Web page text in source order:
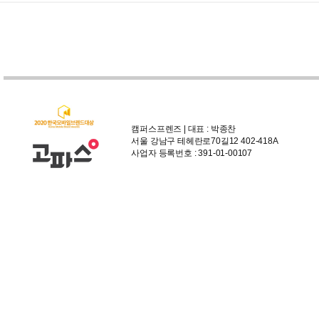
캠퍼스프렌즈 | 대표 : 박종찬
서울 강남구 테헤란로70길12 402-418A
사업자 등록번호 : 391-01-00107